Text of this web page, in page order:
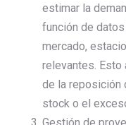
estimar la
función de
mercado,
relevantes. Esto
de la reposición
stock o el
Gestión de